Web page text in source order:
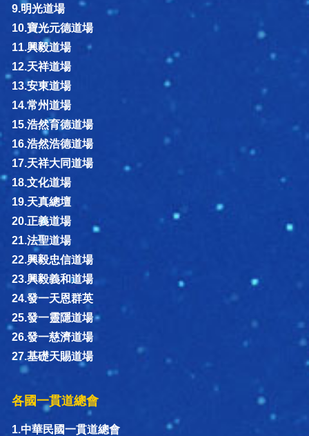
9.明光道場
10.寶光元德道場
11.興毅道場
12.天祥道場
13.安東道場
14.常州道場
15.浩然育德道場
16.浩然浩德道場
17.天祥大同道場
18.文化道場
19.天真總壇
20.正義道場
21.法聖道場
22.興毅忠信道場
23.興毅義和道場
24.發一天恩群英
25.發一靈隱道場
26.發一慈濟道場
27.基礎天賜道場
各國一貫道總會
1.中華民國一貫道總會